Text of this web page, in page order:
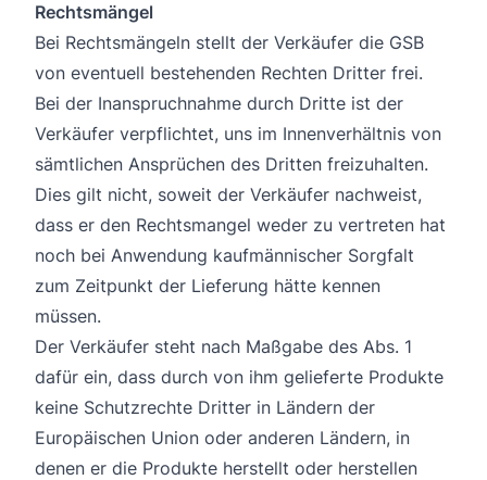
Rechtsmängel
Bei Rechtsmängeln stellt der Verkäufer die GSB
von eventuell bestehenden Rechten Dritter frei.
Bei der Inanspruchnahme durch Dritte ist der
Verkäufer verpflichtet, uns im Innenverhältnis von
sämtlichen Ansprüchen des Dritten freizuhalten.
Dies gilt nicht, soweit der Verkäufer nachweist,
dass er den Rechtsmangel weder zu vertreten hat
noch bei Anwendung kaufmännischer Sorgfalt
zum Zeitpunkt der Lieferung hätte kennen
müssen.
Der Verkäufer steht nach Maßgabe des Abs. 1
dafür ein, dass durch von ihm gelieferte Produkte
keine Schutzrechte Dritter in Ländern der
Europäischen Union oder anderen Ländern, in
denen er die Produkte herstellt oder herstellen